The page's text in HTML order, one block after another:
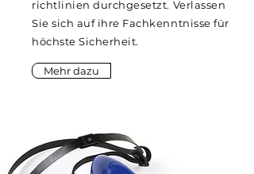
richtlinien durchgesetzt. Verlassen
Sie sich auf ihre Fachkenntnisse für
höchste Sicherheit.
Mehr dazu